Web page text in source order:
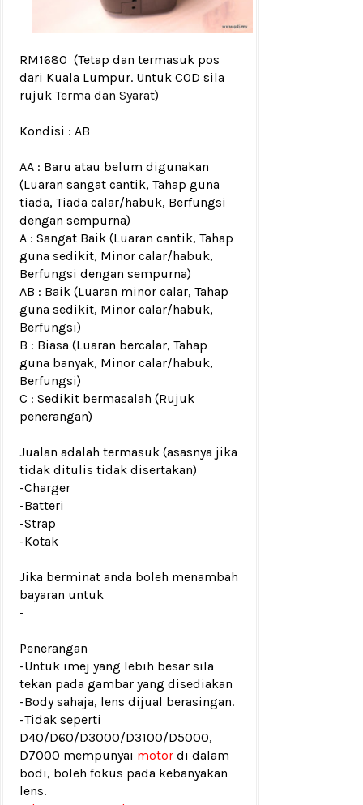
RM1680 (Tetap dan termasuk pos
dari Kuala Lumpur. Untuk COD sila
rujuk Terma dan Syarat)
Kondisi : AB
AA : Baru atau belum digunakan
(Luaran sangat cantik, Tahap guna
tiada, Tiada calar/habuk, Berfungsi
dengan sempurna)
A : Sangat Baik (Luaran cantik, Tahap
guna sedikit, Minor calar/habuk,
Berfungsi dengan sempurna)
AB : Baik (Luaran minor calar, Tahap
guna sedikit, Minor calar/habuk,
Berfungsi)
B : Biasa (Luaran bercalar, Tahap
guna banyak, Minor calar/habuk,
Berfungsi)
C : Sedikit bermasalah (Rujuk
penerangan)
Jualan adalah termasuk (asasnya jika
tidak ditulis tidak disertakan)
-Charger
-Batteri
-Strap
-Kotak
Jika berminat anda boleh menambah
bayaran untuk
-
Penerangan
-Untuk imej yang lebih besar sila
tekan pada gambar yang disediakan
-Body sahaja, lens dijual berasingan.
-Tidak seperti
D40/D60/D3000/D3100/D5000,
D7000 mempunyai motor di dalam
bodi, boleh fokus pada kebanyakan
lens.